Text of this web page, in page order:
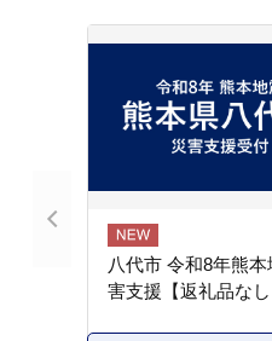
八代市 令和8年熊本
害支援【返礼品なし